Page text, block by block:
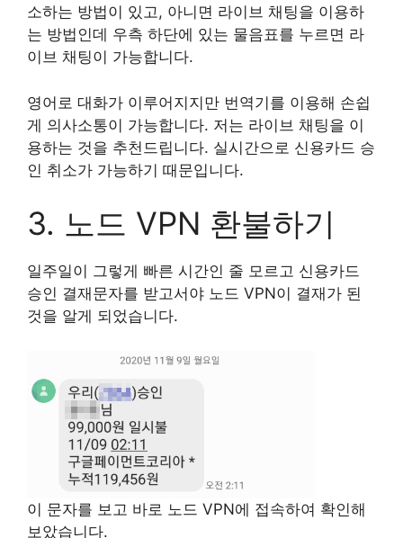
소하는 방법이 있고, 아니면 라이브 채팅을 이용하
는 방법인데 우측 하단에 있는 물음표를 누르면 라
이브 채팅이 가능합니다.
영어로 대화가 이루어지지만 번역기를 이용해 손쉽
게 의사소통이 가능합니다. 저는 라이브 채팅을 이
용하는 것을 추천드립니다. 실시간으로 신용카드 승
인 취소가 가능하기 때문입니다.
3. 노드 VPN 환불하기
일주일이 그렇게 빠른 시간인 줄 모르고 신용카드
승인 결재문자를 받고서야 노드 VPN이 결재가 된
것을 알게 되었습니다.
이 문자를 보고 바로 노드 VPN에 접속하여 확인해
보았습니다.